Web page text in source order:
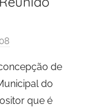
r
P
C
de
do
que é